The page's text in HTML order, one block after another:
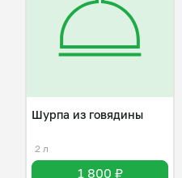
Шурпа из говядины
2 л
1 800 ₽